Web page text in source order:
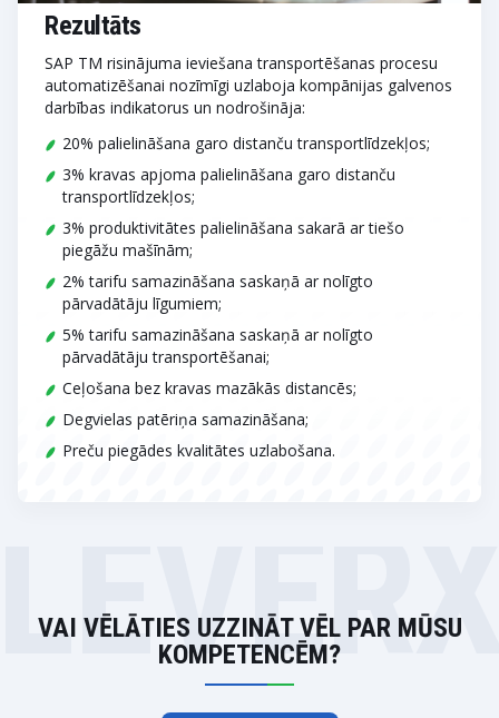
Rezultāts
SAP TM risinājuma ieviešana transportēšanas procesu
automatizēšanai nozīmīgi uzlaboja kompānijas galvenos
darbības indikatorus un nodrošināja:
20% palielināšana garo distanču transportlīdzekļos;
3% kravas apjoma palielināšana garo distanču
transportlīdzekļos;
3% produktivitātes palielināšana sakarā ar tiešo
piegāžu mašīnām;
2% tarifu samazināšana saskaņā ar nolīgto
pārvadātāju līgumiem;
5% tarifu samazināšana saskaņā ar nolīgto
pārvadātāju transportēšanai;
Ceļošana bez kravas mazākās distancēs;
Degvielas patēriņa samazināšana;
Preču piegādes kvalitātes uzlabošana.
VAI VĒLĀTIES UZZINĀT VĒL PAR MŪSU
KOMPETENCĒM?